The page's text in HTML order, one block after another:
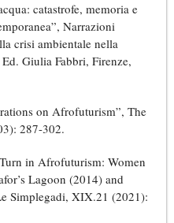
catastrofe, memoria e
Narrazioni
crisi ambientale nella
Giulia Fabbri, Firenze,
on Afrofuturism”, The
287-302.
in Afrofuturism: Women
Lagoon (2014) and
Simplegadi, XIX.21 (2021):